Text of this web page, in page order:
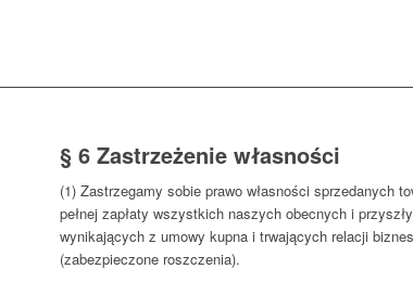
§ 6 Zastrzeżenie własności
(1) Zastrzegamy sobie prawo własności sprzedanych
pełnej zapłaty wszystkich naszych obecnych i
wynikających z umowy kupna i trwających relacji
(zabezpieczone roszczenia).